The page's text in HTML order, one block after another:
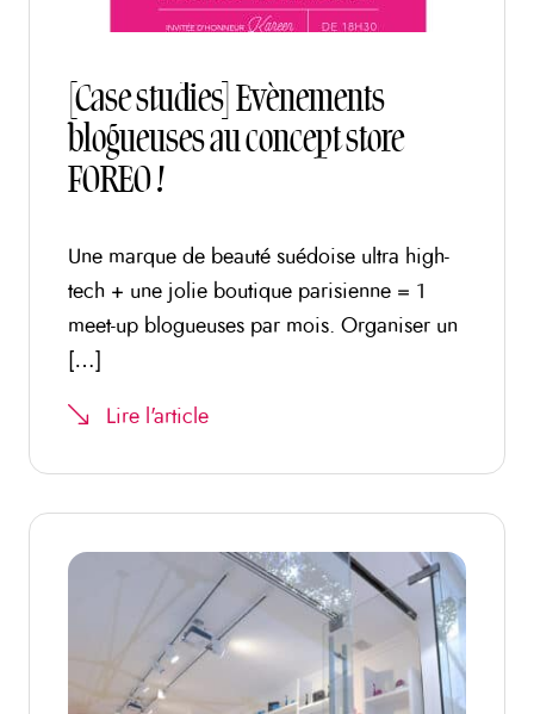
[Case studies] Evènements
blogueuses au concept store
FOREO !
Une marque de beauté suédoise ultra high-
tech + une jolie boutique parisienne = 1
meet-up blogueuses par mois. Organiser un
[…]
Lire l'article